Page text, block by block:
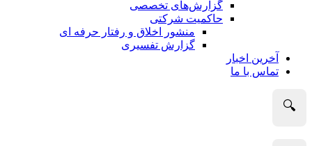
گزارش‌های تخصصی
حاکمیت شرکتی
منشور اخلاق و رفتار حرفه­ ای
گزارش تفسیری
آخرین اخبار
تماس با ما
🔍